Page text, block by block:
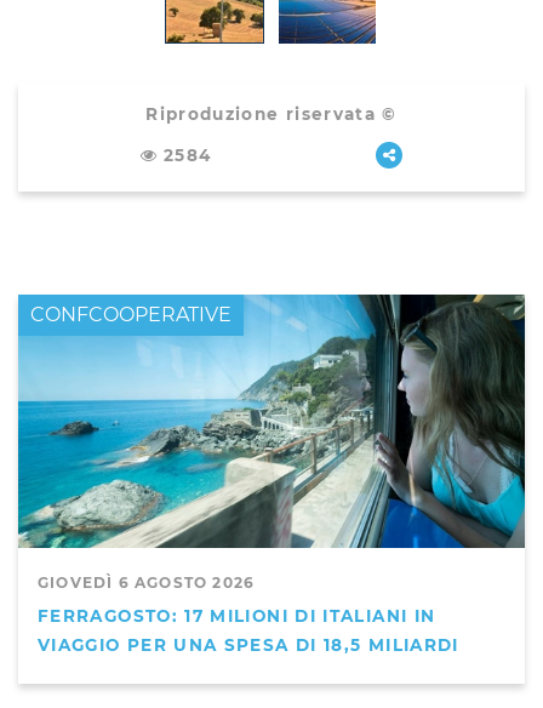
Riproduzione riservata ©
2584
GIOVEDÌ 6 AGOSTO 2026
FERRAGOSTO: 17 MILIONI DI ITALIANI IN
VIAGGIO PER UNA SPESA DI 18,5 MILIARDI
CONFCOOPERATIVE